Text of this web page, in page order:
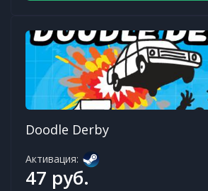
Doodle Derby
Активация:
47 руб.